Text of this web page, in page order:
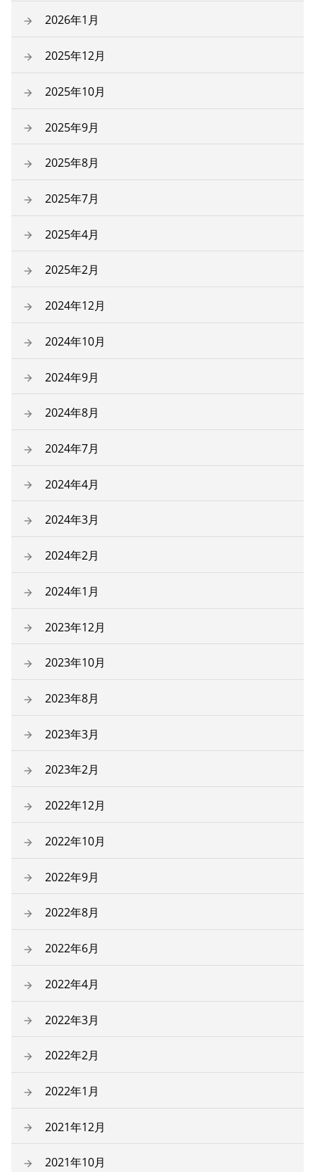
2026年1月
2025年12月
2025年10月
2025年9月
2025年8月
2025年7月
2025年4月
2025年2月
2024年12月
2024年10月
2024年9月
2024年8月
2024年7月
2024年4月
2024年3月
2024年2月
2024年1月
2023年12月
2023年10月
2023年8月
2023年3月
2023年2月
2022年12月
2022年10月
2022年9月
2022年8月
2022年6月
2022年4月
2022年3月
2022年2月
2022年1月
2021年12月
2021年10月